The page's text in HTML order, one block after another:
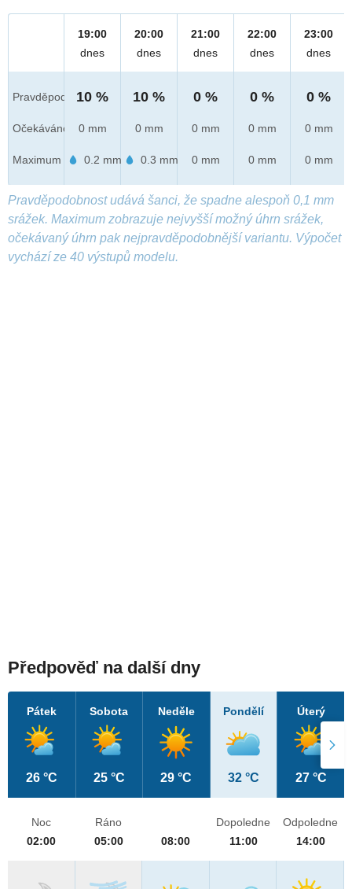
Pravděpod.
Očekáváno
Maximum
19:00
dnes
10 %
0 mm
0.2 mm
20:00
dnes
10 %
0 mm
0.3 mm
21:00
dnes
0 %
0 mm
0 mm
22:00
dnes
0 %
0 mm
0 mm
23:00
dnes
0 %
0 mm
0 mm
Pravděpodobnost udává šanci, že spadne alespoň 0,1 mm
srážek. Maximum zobrazuje nejvyšší možný úhrn srážek,
očekávaný úhrn pak nejpravděpodobnější variantu. Výpočet
vychází ze 40 výstupů modelu.
Předpověď na další dny
Pátek
26 °C
Sobota
25 °C
Neděle
29 °C
Pondělí
32 °C
Úterý
27 °C
Noc
02:00
Ráno
05:00
08:00
Dopoledne
11:00
Odpoledne
14:00